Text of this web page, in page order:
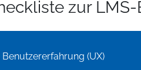
zur
Benutzererfahrung (UX)